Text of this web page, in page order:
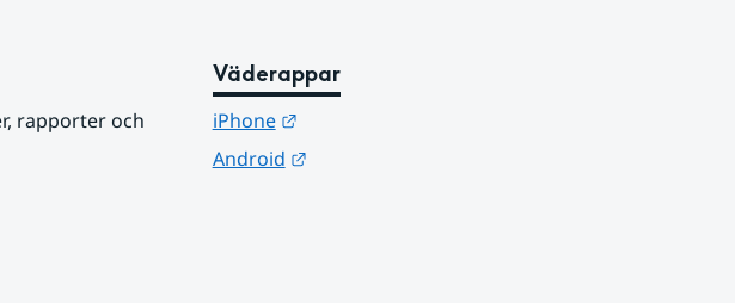
rapporter och
Väderappar
iPhone
Länk till annan webbplats.
Android
Länk till annan webbplats.